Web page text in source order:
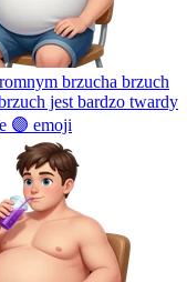
brzucha brzuch
jest bardzo twardy
🟣 emoji